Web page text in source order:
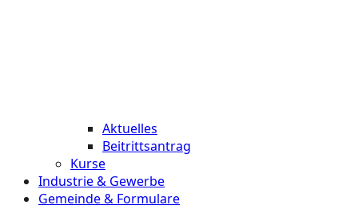
Aktuelles
Beitrittsantrag
Kurse
Industrie & Gewerbe
Gemeinde & Formulare